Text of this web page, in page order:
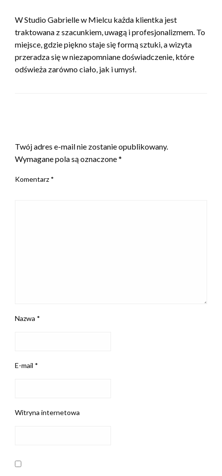
W Studio Gabrielle w Mielcu każda klientka jest
traktowana z szacunkiem, uwagą i profesjonalizmem. To
miejsce, gdzie piękno staje się formą sztuki, a wizyta
przeradza się w niezapomniane doświadczenie, które
odświeża zarówno ciało, jak i umysł.
Twój adres e-mail nie zostanie opublikowany.
Wymagane pola są oznaczone*
Komentarz *
Nazwa *
E-mail *
Witryna internetowa